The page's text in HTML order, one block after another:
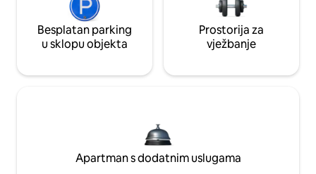
Besplatan parking
u sklopu objekta
Prostorija za
vježbanje
Apartman s dodatnim uslugama